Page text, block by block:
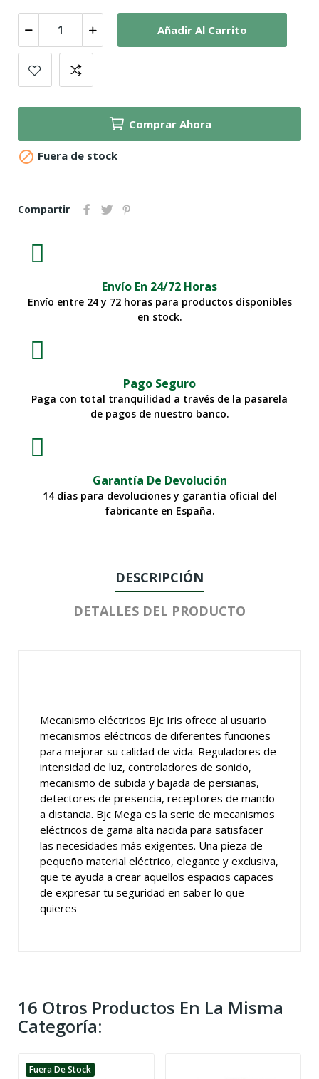
Añadir Al Carrito
Comprar Ahora
 Fuera de stock
Compartir
Envío En 24/72 Horas
Envío entre 24 y 72 horas para productos disponibles
en stock.
Pago Seguro
Paga con total tranquilidad a través de la pasarela
de pagos de nuestro banco.
Garantía De Devolución
14 días para devoluciones y garantía oficial del
fabricante en España.
DESCRIPCIÓN
DETALLES DEL PRODUCTO
Mecanismo eléctricos Bjc Iris ofrece al usuario
mecanismos eléctricos de diferentes funciones
para mejorar su calidad de vida. Reguladores de
intensidad de luz, controladores de sonido,
mecanismo de subida y bajada de persianas,
detectores de presencia, receptores de mando
a distancia. Bjc Mega es la serie de mecanismos
eléctricos de gama alta nacida para satisfacer
las necesidades más exigentes. Una pieza de
pequeño material eléctrico, elegante y exclusiva,
que te ayuda a crear aquellos espacios capaces
de expresar tu seguridad en saber lo que
quieres
16 Otros Productos En La Misma
Categoría:
Fuera De Stock